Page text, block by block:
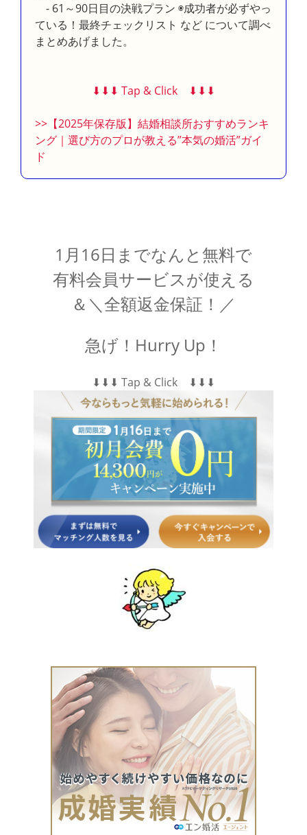
- 61～90日目の決戦プラン ◉成功者が必ずやっ
ている！最終チェックリスト など について調べ
まとめあげました。
⬇︎⬇︎⬇︎ Tap & Click ⬇︎⬇︎⬇︎
>>【2025年保存版】結婚相談所おすすめランキ
ング｜選び方のプロが教える”本気の婚活”ガイ
ド
1月16日までなんと無料で
有料会員サービスが使える
＆＼全額返金保証！／
急げ！Hurry Up！
⬇︎⬇︎⬇︎ Tap & Click ⬇︎⬇︎⬇︎